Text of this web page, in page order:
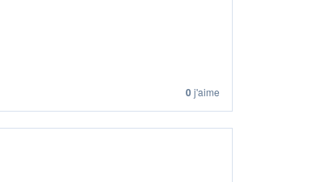
0j'aime